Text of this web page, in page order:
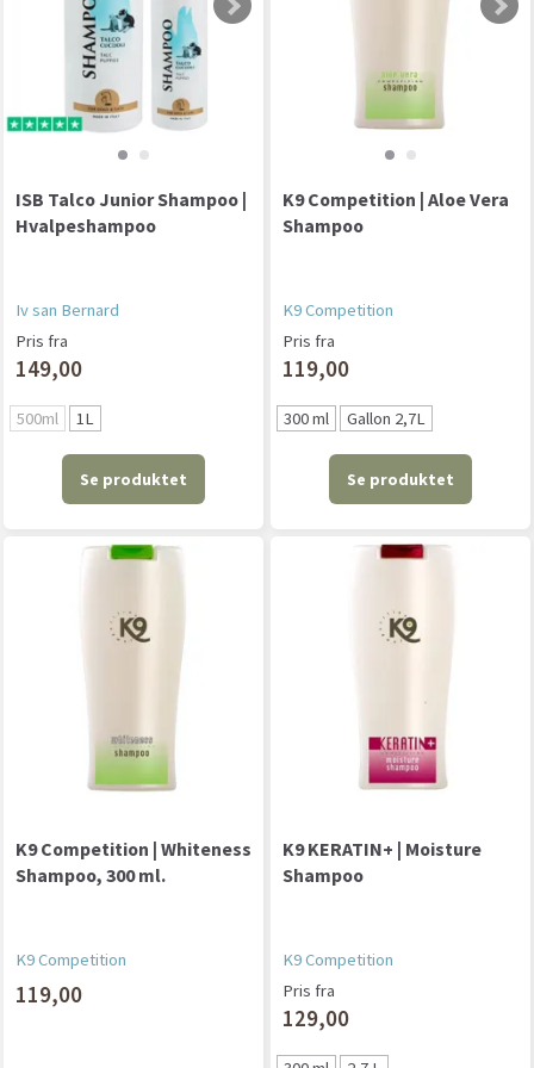
ISB Talco Junior Shampoo |
Hvalpeshampoo
Iv san Bernard
Pris fra
149,00
500ml 1L
Se produktet
K9 Competition | Aloe Vera
Shampoo
K9 Competition
Pris fra
119,00
300 ml Gallon 2,7L
Se produktet
K9 Competition | Whiteness
Shampoo, 300 ml.
K9 Competition
119,00
K9 KERATIN+ | Moisture
Shampoo
K9 Competition
Pris fra
129,00